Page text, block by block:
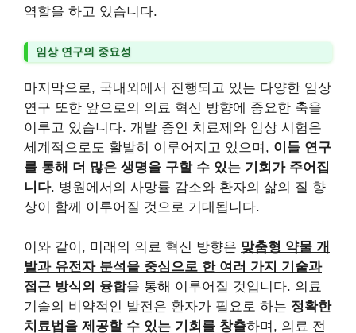
역할을 하고 있습니다.
임상 연구의 중요성
마지막으로, 국내외에서 진행되고 있는 다양한 임상
연구 또한 앞으로의 의료 혁신 방향에 중요한 축을
이루고 있습니다. 개발 중인 치료제와 임상 시험은
세계적으로도 활발히 이루어지고 있으며, 이들 연구
를 통해 더 많은 생명을 구할 수 있는 기회가 주어집
니다. 병원에서의 사망률 감소와 환자의 삶의 질 향
상이 함께 이루어질 것으로 기대됩니다.
이와 같이, 미래의 의료 혁신 방향은 맞춤형 약물 개
발과 유전자 분석을 중심으로 한 여러 가지 기술과
접근 방식의 융합을 통해 이루어질 것입니다. 의료
기술의 비약적인 발전은 환자가 필요로 하는 정확한
치료법을 제공할 수 있는 기회를 창출하며, 의료 전